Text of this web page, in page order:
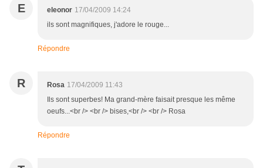
E eleonor 17/04/2009 14:24
ils sont magnifiques, j'adore le rouge...
Répondre
R Rosa 17/04/2009 11:43
Ils sont superbes! Ma grand-mère faisait presque les même
oeufs...<br /> <br /> bises,<br /> <br /> Rosa
Répondre